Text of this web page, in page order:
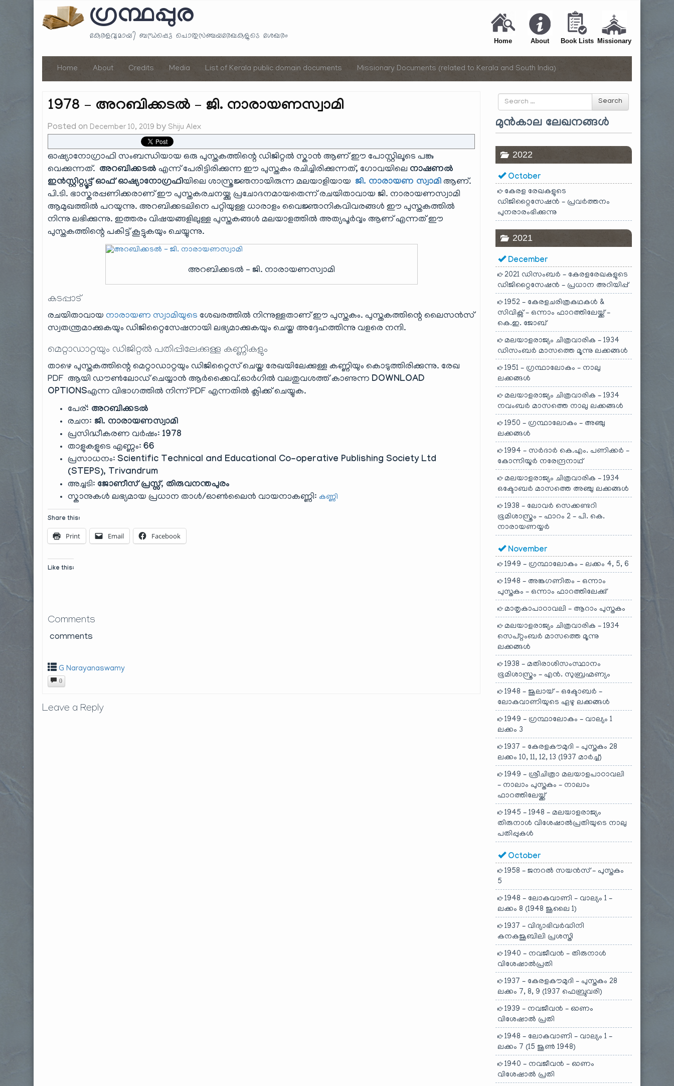
ഗ്രന്ഥപ്പുര
കേരളവുമായി ബന്ധപ്പെട്ട പൊതുസഞ്ചയരേഖകളുടെ ശേഖരം Home About Book Lists Missionary
Home About Credits Media List of Kerala public domain documents Missionary Documents (related to Kerala and South India)
1978 – അറബിക്കടൽ – ജി. നാരായണസ്വാമി
Posted on December 10, 2019 by Shiju Alex
ഓഷ്യാനോഗ്രാഫി സംബന്ധിയായ ഒരു പുസ്തകത്തിന്റെ ഡിജിറ്റൽ സ്കാൻ ആണ് ഈ പോസ്റ്റിലൂടെ പങ്കു
വെക്കുന്നത്. അറബിക്കടൽ എന്ന് പേരിട്ടിരിക്കുന്ന ഈ പുസ്തകം രചിച്ചിരിക്കുന്നത്, ഗോവയിലെ നാഷണൽ
ഇൻസ്റ്റിറ്റ്യൂട്ട് ഓഫ് ഓഷ്യാനോഗ്രഫിയിലെ ശാസ്ത്രജ്ഞനായിരുന്ന മലയാളിയായ ജി. നാരായണ സ്വാമി ആണ്.
പി.ടി. ഭാസ്കരപ്പണിക്കരാണ് ഈ പുസ്തകരചനയ്ക്കു പ്രചോദനമായതെന്ന് രചയിതാവായ ജി. നാരായണസ്വാമി
ആമുഖത്തിൽ പറയുന്നു. അറബിക്കടലിനെ പറ്റിയുള്ള ധാരാളം വൈജ്ഞാനികവിവരങ്ങൾ ഈ പുസ്തകത്തിൽ
നിന്നു ലഭിക്കുന്നു. ഇത്തരം വിഷയങ്ങളിലുള്ള പുസ്തകങ്ങൾ മലയാളത്തിൽ അത്യപൂർവ്വം ആണ് എന്നത് ഈ
പുസ്തകത്തിന്റെ പകിട്ട് കൂട്ടുകയും ചെയ്യുന്നു.
അറബിക്കടൽ – ജി. നാരായണസ്വാമി
കടപ്പാട്
രചയിതാവായനാരായണ സ്വാമിയുടെ ശേഖരത്തിൽ നിന്നുള്ളതാണ് ഈ പുസ്തകം. പുസ്തകത്തിന്റെ ലൈസൻസ്
സ്വതന്ത്രമാക്കുകയും ഡിജിറ്റൈസേഷനായി ലഭ്യമാക്കുകയും ചെയ്ത അദ്ദേഹത്തിന്നു വളരെ നന്ദി.
മെറ്റാഡാറ്റയും ഡിജിറ്റൽ പതിപ്പിലേക്കുള്ള കണ്ണികളും
താഴെ പുസ്തകത്തിന്റെ മെറ്റാഡാറ്റയും ഡിജിറ്റൈസ് ചെയ്ത രേഖയിലേക്കുള്ള കണ്ണിയും കൊടുത്തിരിക്കുന്നു. രേഖ
PDF ആയി ഡൗൺലോഡ് ചെയ്യാൻ ആർക്കൈവ്.ഓർഗിൽ വലതുവശത്ത് കാണുന്ന DOWNLOAD
OPTIONSഎന്ന വിഭാഗത്തിൽ നിന്ന് PDF എന്നതിൽ ക്ലിക്ക് ചെയ്യുക.
പേര്: അറബിക്കടൽ
രചന: ജി. നാരായണസ്വാമി
പ്രസിദ്ധീകരണ വർഷം: 1978
താളുകളുടെ എണ്ണം:66
പ്രസാധനം: Scientific Technical and Educational Co-operative Publishing Society Ltd
(STEPS), Trivandrum
അച്ചടി: ജോണീസ് പ്രസ്സ്, തിരുവനന്തപുരം
സ്കാനുകൾ ലഭ്യമായ പ്രധാന താൾ/ഓൺലൈൻ വായനാകണ്ണി: കണ്ണി
Share this:
Print Email Facebook
Like this:
Comments
comments
G Narayanaswamy
0
Leave a Reply
Search
for
Search
മുൻകാല ലേഖനങ്ങൾ
2022
October
കേരള രേഖകളുടെ
ഡിജിറ്റൈസേഷൻ – പ്രവർത്തനം
പുനരാരംഭിക്കുന്നു
2021
December
2021 ഡിസംബർ – കേരളരേഖകളുടെ
ഡിജിറ്റൈസേഷൻ – പ്രധാന അറിയിപ്പ്
1952 – കേരളചരിത്രകഥകൾ &
സിവിക്സ് – ഒന്നാം ഫാറത്തിലേയ്ക്ക് –
കെ.ഇ. ജോബ്
മലയാളരാജ്യം ചിത്രവാരിക – 1934
ഡിസംബർ മാസത്തെ മൂന്നു ലക്കങ്ങൾ
1951 – ഗ്രന്ഥാലോകം – നാലു
ലക്കങ്ങൾ
മലയാളരാജ്യം ചിത്രവാരിക – 1934
നവംബർ മാസത്തെ നാലു ലക്കങ്ങൾ
1950 – ഗ്രന്ഥാലോകം – അഞ്ചു
ലക്കങ്ങൾ
1994 – സർദാർ കെ.എം. പണിക്കർ –
കോന്നിയൂർ നരേന്ദ്രനാഥ്
മലയാളരാജ്യം ചിത്രവാരിക – 1934
ഒക്ടോബർ മാസത്തെ അഞ്ചു ലക്കങ്ങൾ
1938 – ലോവർ സെക്കണ്ടറി
ഭൂമിശാസ്ത്രം – ഫാറം 2 – പി. കെ.
നാരായണയ്യർ
November
1949 – ഗ്രന്ഥാലോകം – ലക്കം 4, 5, 6
1948 – അങ്കഗണിതം – ഒന്നാം
പുസ്തകം – ഒന്നാം ഫാറത്തിലേക്കു്
മാതൃകാപാഠാവലി – ആറാം പുസ്തകം
മലയാളരാജ്യം ചിത്രവാരിക – 1934
സെപ്റ്റംബർ മാസത്തെ മൂന്നു
ലക്കങ്ങൾ
1938 – മതിരാശിസംസ്ഥാനം
ഭൂമിശാസ്ത്രം – എൻ. സുബ്രഹ്മണ്യം
1948 – ജൂലായ് – ഒക്ടോബർ –
ലോകവാണിയുടെ ഏഴു ലക്കങ്ങൾ
1949 – ഗ്രന്ഥാലോകം – വാല്യം 1
ലക്കം 3
1937 – കേരളകൗമുദി – പുസ്തകം 28
ലക്കം 10, 11, 12, 13 (1937 മാർച്ച്)
1949 – ശ്രീചിത്രാ മലയാളപാഠാവലി
– നാലാം പുസ്തകം – നാലാം
ഫാറത്തിലേയ്ക്ക്
1945 – 1948 – മലയാളരാജ്യം
തിരുനാൾ വിശേഷാൽപ്രതിയുടെ നാലു
പതിപ്പുകൾ
October
1958 – ജനറൽ സയൻസ് – പുസ്തകം
5
1948 – ലോകവാണി – വാല്യം 1 –
ലക്കം 8 (1948 ജൂലൈ 1)
1937 – വിദ്യാഭിവർദ്ധിനി
കനകജൂബിലി പ്രശസ്തി
1940 – നവജീവൻ – തിരുനാൾ
വിശേഷാൽപ്രതി
1937 – കേരളകൗമുദി – പുസ്തകം 28
ലക്കം 7, 8, 9 (1937 ഫെബ്രുവരി)
1939 – നവജീവൻ – ഓണം
വിശേഷാൽ പ്രതി
1948 – ലോകവാണി – വാല്യം 1 –
ലക്കം 7 (15 ജൂൺ 1948)
1940 – നവജീവൻ – ഓണം
വിശേഷാൽ പ്രതി